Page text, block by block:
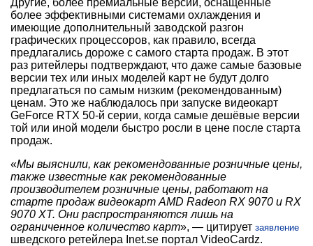
более эффективными системами охлаждения и
имеющие дополнительный заводской разгон
графических процессоров, как правило, всегда
предлагались дороже с самого старта продаж. В этот
раз ритейлеры подтверждают, что даже самые базовые
версии тех или иных моделей карт не будут долго
предлагаться по самым низким (рекомендованным)
ценам. Это же наблюдалось при запуске видеокарт
GeForce RTX 50-й серии, когда самые дешёвые версии
той или иной модели быстро росли в цене после старта
продаж.
«Мы выяснили, как рекомендованные розничные цены,
также известные как рекомендованные
производителем розничные цены, работают на
старте продаж видеокарт AMD Radeon RX 9070 и RX
9070 XT. Они распространяются лишь на
ограниченное количество карт», — цитирует заявление
шведского ретейлера Inet.se портал VideoCardz.